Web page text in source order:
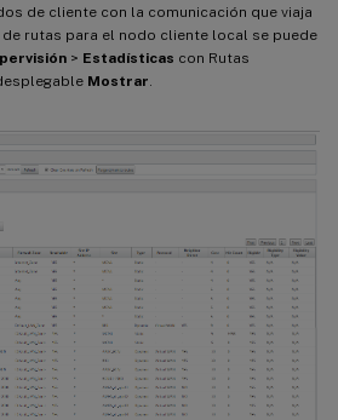
de cliente con la comunicación que viaja
de rutas para el nodo cliente local se puede
> Estadísticas con Rutas
Mostrar.